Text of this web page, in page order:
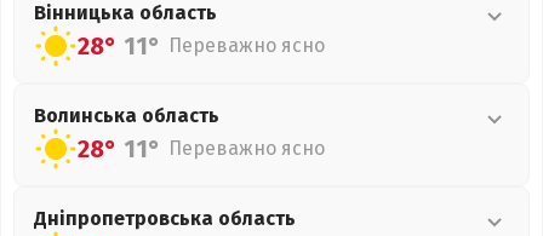
Вінницька область
28° 11° Переважно ясно
Волинська область
28° 11° Переважно ясно
Дніпропетровська область